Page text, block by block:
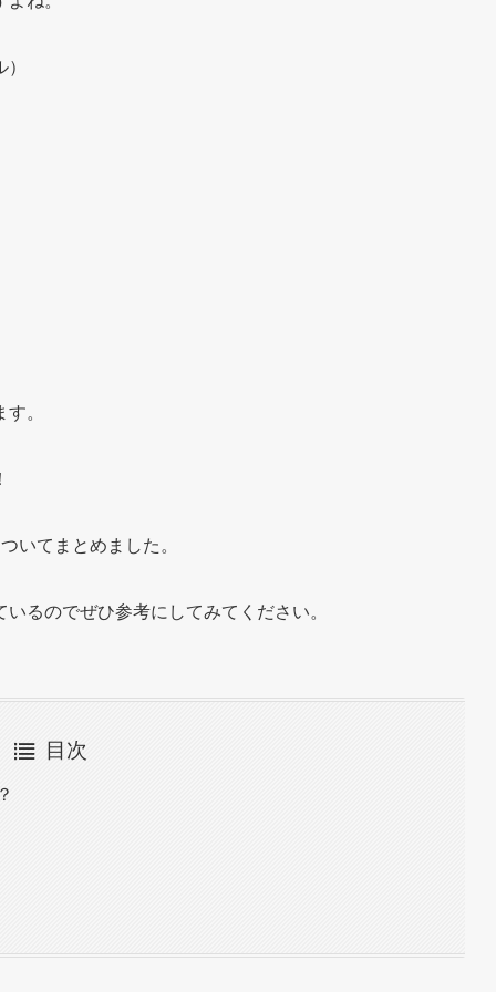
。
いてまとめました。
るのでぜひ参考にしてみてください。
目次